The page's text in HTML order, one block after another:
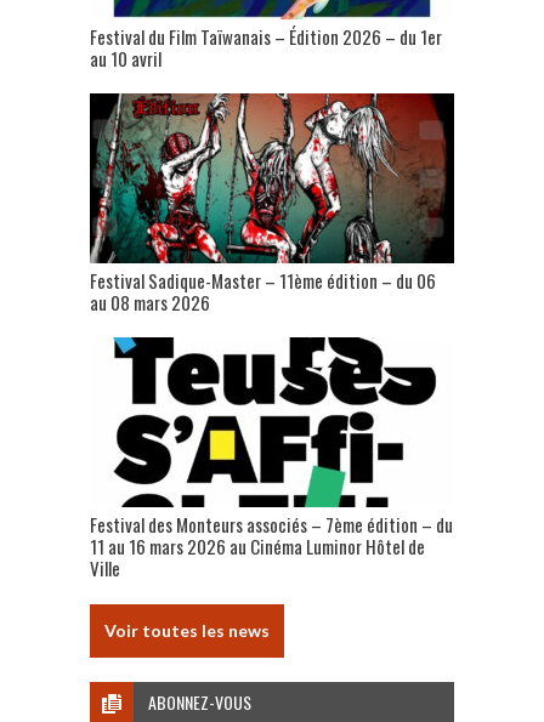
Festival du Film Taïwanais – Édition 2026 – du 1er
au 10 avril
Festival Sadique-Master – 11ème édition – du 06
au 08 mars 2026
Festival des Monteurs associés – 7ème édition – du
11 au 16 mars 2026 au Cinéma Luminor Hôtel de
Ville
Voir toutes les news
ABONNEZ-VOUS